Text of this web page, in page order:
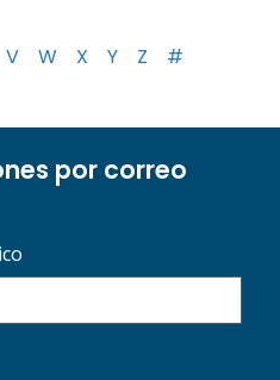
V W X Y Z #
por correo